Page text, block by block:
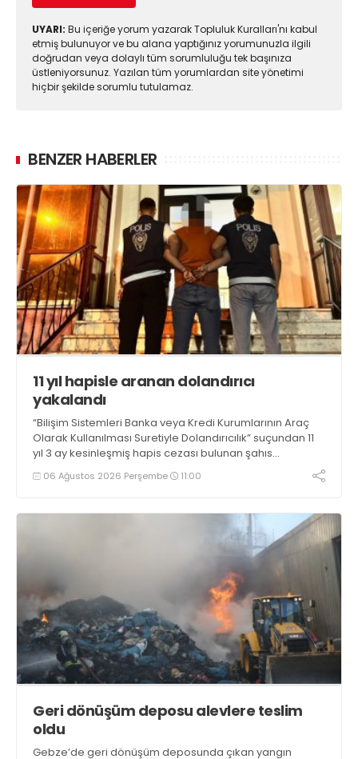
UYARI: Bu içeriğe yorum yazarak Topluluk Kuralları'nı kabul
etmiş bulunuyor ve bu alana yaptığınız yorumunuzla ilgili
doğrudan veya dolaylı tüm sorumluluğu tek başınıza
üstleniyorsunuz. Yazılan tüm yorumlardan site yönetimi
hiçbir şekilde sorumlu tutulamaz.
BENZER HABERLER
11 yıl hapisle aranan dolandırıcı
yakalandı
“Bilişim Sistemleri Banka veya Kredi Kurumlarının Araç
Olarak Kullanılması Suretiyle Dolandırıcılık” suçundan 11
yıl 3 ay kesinleşmiş hapis cezası bulunan şahıs
yakalandı
06 Ağustos 2026 Perşembe 11:00
Geri dönüşüm deposu alevlere teslim
oldu
Gebze’de geri dönüşüm deposunda çıkan yangın